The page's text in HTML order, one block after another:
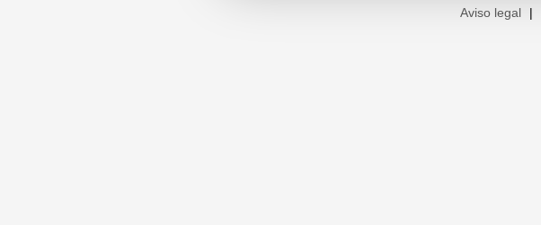
Aviso legal |